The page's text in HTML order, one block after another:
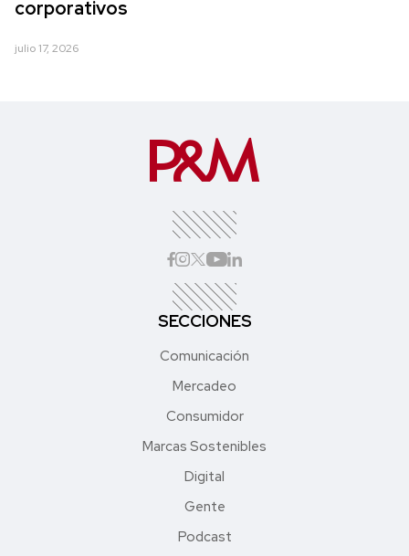
corporativos
julio 17, 2026
SECCIONES
Comunicación
Mercadeo
Consumidor
Marcas Sostenibles
Digital
Gente
Podcast